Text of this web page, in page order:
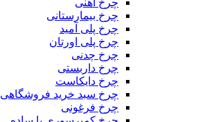
چرخ بیمارستانی
چرخ پلی آمید
چرخ پلی اورتان
چرخ چدنی
چرخ داربستی
چرخ دایکاست
چرخ سبد خرید فروشگاهی
چرخ فرغونی